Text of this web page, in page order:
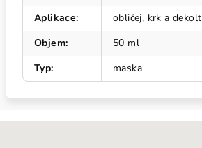
Aplikace:
obličej, krk a dekolt
Objem:
50 ml
Typ: maska